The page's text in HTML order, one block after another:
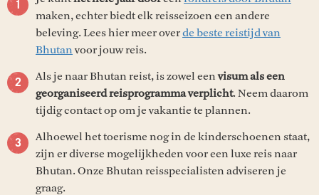
maken, echter biedt elk reisseizoen een andere
beleving. Lees hier meer overde beste reistijd van
Bhutan voor jouw reis.
Als je naar Bhutan reist, is zowel eenvisum als een
georganiseerd reisprogramma verplicht. Neem daarom
tijdig contact op om je vakantie te plannen.
Alhoewel het toerisme nog in de kinderschoenen staat,
zijn er diverse mogelijkheden voor een luxe reis naar
Bhutan. Onze Bhutan reisspecialisten adviseren je
graag.